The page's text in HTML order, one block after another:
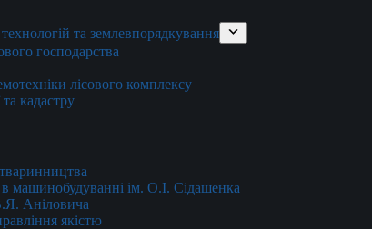
та землевпорядкування
господарства
лісового комплексу
кадастру
в машинобудуванні ім. О.І. Сідашенка
Аніловича
якістю